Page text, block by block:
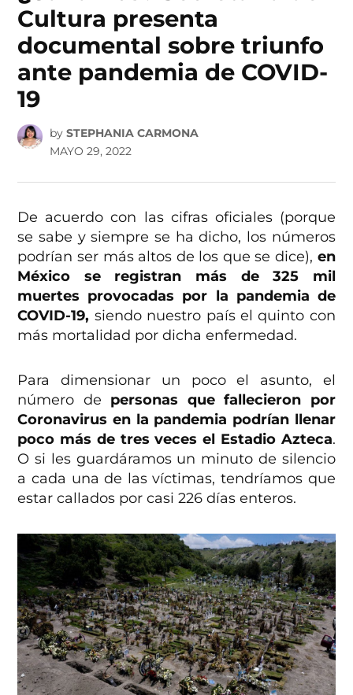
Cultura presenta
documental sobre triunfo
ante pandemia de COVID-
19
by STEPHANIA CARMONA
MAYO 29, 2022
De acuerdo con las cifras oficiales (porque
se sabe y siempre se ha dicho, los números
podrían ser más altos de los que se dice), en
México se registran más de 325 mil
muertes provocadas por la pandemia de
COVID-19, siendo nuestro país el quinto con
más mortalidad por dicha enfermedad.
Para dimensionar un poco el asunto, el
número de personas que fallecieron por
Coronavirus en la pandemia podrían llenar
poco más de tres veces el Estadio Azteca.
O si les guardáramos un minuto de silencio
a cada una de las víctimas, tendríamos que
estar callados por casi 226 días enteros.